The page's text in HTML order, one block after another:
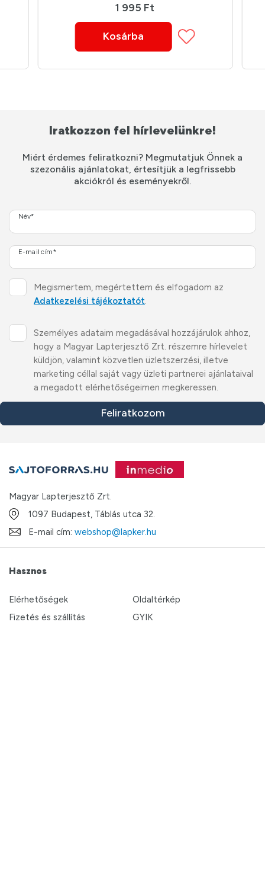
1 995 Ft
Kosárba
Iratkozzon fel hírlevelünkre!
Miért érdemes feliratkozni? Megmutatjuk Önnek a
szezonális ajánlatokat, értesítjük a legfrissebb
akciókról és eseményekről.
Név*
E-mail cím*
Feliratkozom
Megismertem, megértettem és elfogadom az
Adatkezelési tájékoztatót.
Személyes adataim megadásával hozzájárulok ahhoz,
hogy a Magyar Lapterjesztő Zrt. részemre hírlevelet
küldjön, valamint közvetlen üzletszerzési, illetve
marketing céllal saját vagy üzleti partnerei ajánlataival
a megadott elérhetőségeimen megkeressen.
Magyar Lapterjesztő Zrt.
1097 Budapest, Táblás utca 32.
E-mail cím: webshop@lapker.hu
Hasznos
Elérhetőségek
Oldaltérkép
Fizetés és szállítás
GYIK